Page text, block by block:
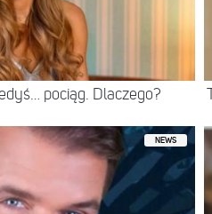
pociąg. Dlaczego?
NEWS